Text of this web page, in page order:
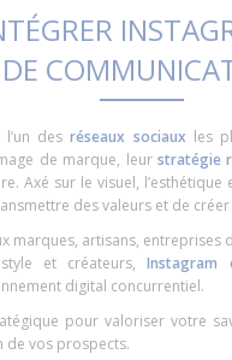
l’un desréseaux sociaux les
de marque, leur stratégie
Axé sur le visuel, l’esthétique
des valeurs et de
marques, artisans, entreprises
et créateurs,Instagram
digital concurrentiel.
pour valoriser votre
de vos prospects.